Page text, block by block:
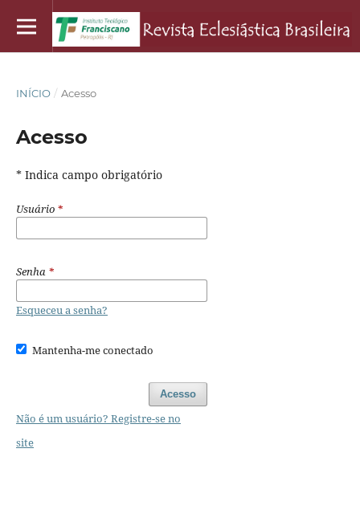
INÍCIO / Acesso
Acesso
* Indica campo obrigatório
Usuário *
Senha *
Esqueceu a senha?
Mantenha-me conectado
Acesso
Não é um usuário? Registre-se no
site